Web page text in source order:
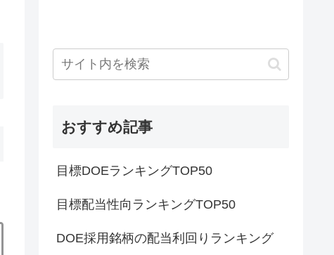
おすすめ記事
目標DOEランキングTOP50
目標配当性向ランキングTOP50
DOE採用銘柄の配当利回りランキング